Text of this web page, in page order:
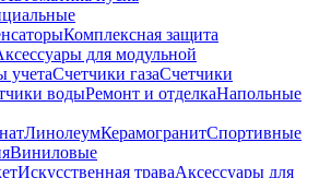
Комплексная защита
для модульной
учетаСчетчики газаСчетчики
водыРемонт и отделкаНапольные
ЛинолеумКерамогранитСпортивные
Виниловые
Искусственная траваАксессуары для